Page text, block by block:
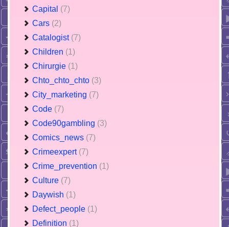
Capital (7)
Cars (2)
Catalogist (7)
Children (1)
Chirurgie (1)
Chto_chto_chto (3)
City_marketing (7)
Code (7)
Code90gambling (3)
Comics_news (7)
Crimeexpert (7)
Crime_prevention (1)
Culture (7)
Daywish (1)
Defect_people (1)
Definition (1)